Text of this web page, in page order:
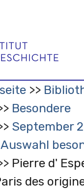
Besondere
September
Pierre d'
des